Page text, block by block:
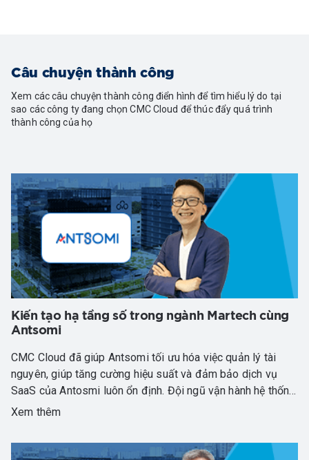
Câu chuyện thành công
Xem các câu chuyện thành công điển hình để tìm hiểu lý do tại
sao các công ty đang chọn CMC Cloud để thúc đẩy quá trình
thành công của họ
Kiến tạo hạ tầng số trong ngành Martech cùng
Antsomi
CMC Cloud đã giúp Antsomi tối ưu hóa việc quản lý tài
nguyên, giúp tăng cường hiệu suất và đảm bảo dịch vụ
SaaS của Antosmi luôn ổn định. Đội ngũ vận hành hệ thống
Antsomi cũng đã nhận thấy khả năng mở rộng linh hoạt
tài nguyên khi có nhu cầu, đồng thời giảm thiểu chi phí
không cần thiết.
Xem thêm